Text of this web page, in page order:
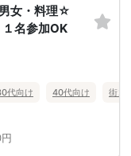
女・料理☆
名参加OK
代向け 40代向け 街コ